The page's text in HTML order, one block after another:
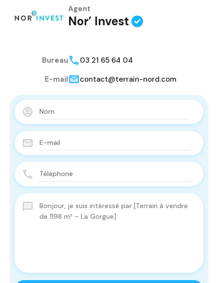
Agent
Nor’ Invest
Bureau
03 21 65 64 04
E-mail
contact@terrain-nord.com